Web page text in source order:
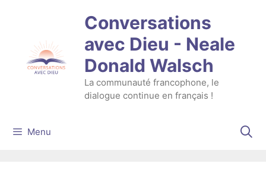
Conversations
avec Dieu - Neale
Donald Walsch
La communauté francophone, le
dialogue continue en français !
Menu